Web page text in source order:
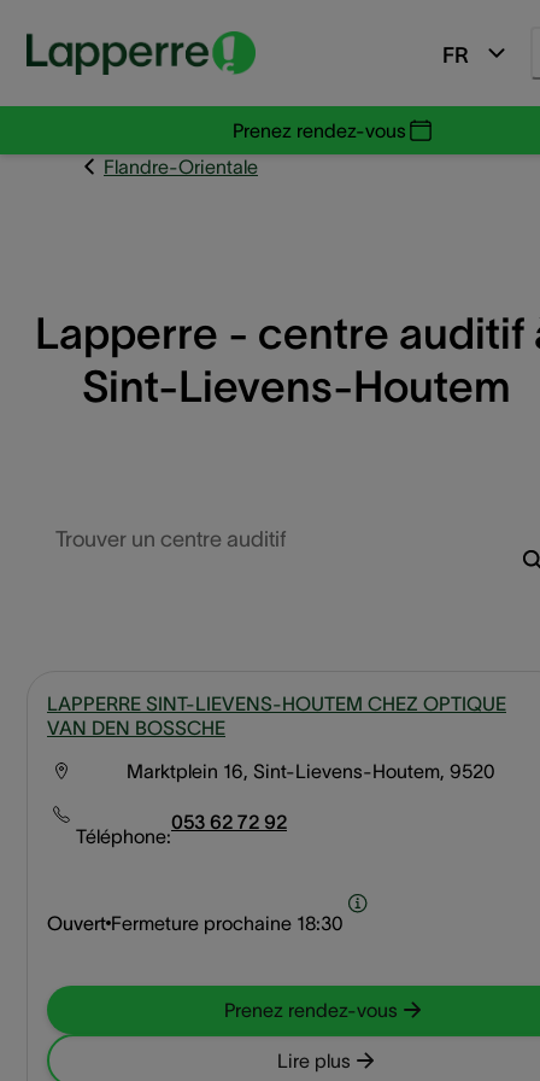
FR
Prenez rendez-vous
Flandre-Orientale
Lapperre - centre auditif
Sint-Lievens-Houtem
Trouver un centre auditif
LAPPERRE SINT-LIEVENS-HOUTEM CHEZ OPTIQUE
VAN DEN BOSSCHE
Marktplein 16, Sint-Lievens-Houtem, 9520
Téléphone:
053 62 72 92
Ouvert Fermeture prochaine 18:30
Prenez rendez-vous
Lire plus